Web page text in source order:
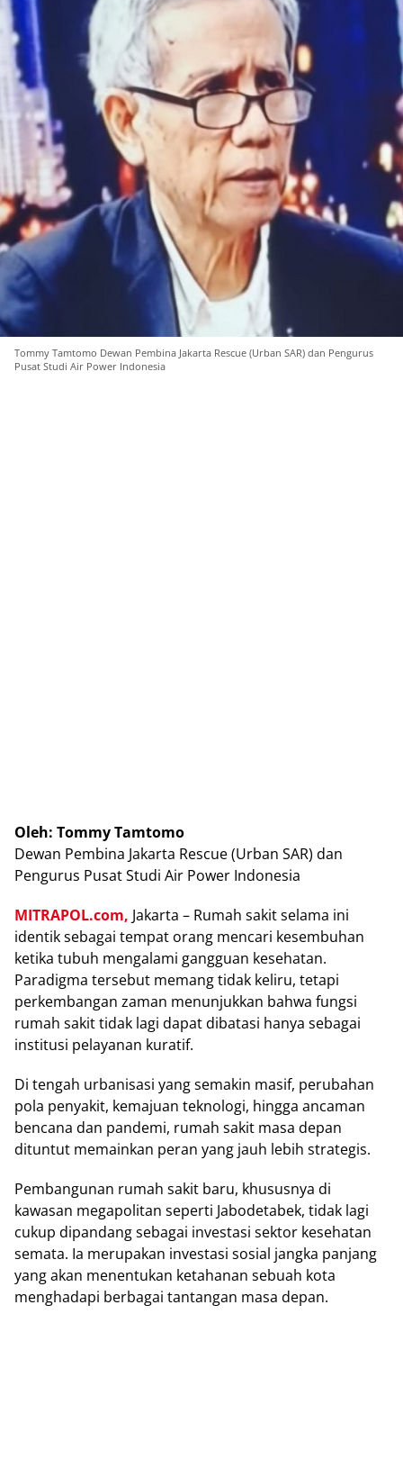
Tommy Tamtomo Dewan Pembina Jakarta Rescue (Urban SAR) dan Pengurus
Pusat Studi Air Power Indonesia
Oleh: Tommy Tamtomo
Dewan Pembina Jakarta Rescue (Urban SAR) dan
Pengurus Pusat Studi Air Power Indonesia
MITRAPOL.com, Jakarta – Rumah sakit selama ini
identik sebagai tempat orang mencari kesembuhan
ketika tubuh mengalami gangguan kesehatan.
Paradigma tersebut memang tidak keliru, tetapi
perkembangan zaman menunjukkan bahwa fungsi
rumah sakit tidak lagi dapat dibatasi hanya sebagai
institusi pelayanan kuratif.
Di tengah urbanisasi yang semakin masif, perubahan
pola penyakit, kemajuan teknologi, hingga ancaman
bencana dan pandemi, rumah sakit masa depan
dituntut memainkan peran yang jauh lebih strategis.
Pembangunan rumah sakit baru, khususnya di
kawasan megapolitan seperti Jabodetabek, tidak lagi
cukup dipandang sebagai investasi sektor kesehatan
semata. Ia merupakan investasi sosial jangka panjang
yang akan menentukan ketahanan sebuah kota
menghadapi berbagai tantangan masa depan.